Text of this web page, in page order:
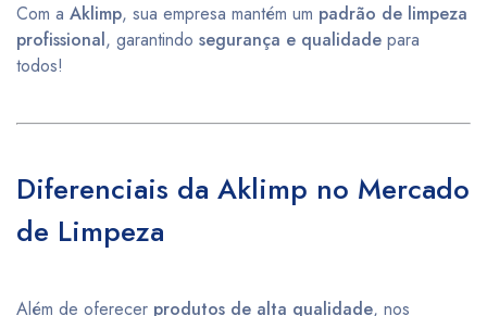
Com a Aklimp, sua empresa mantém um padrão de limpeza
profissional, garantindo segurança e qualidade para
todos!
Diferenciais da Aklimp no Mercado
de Limpeza
Além de oferecer produtos de alta qualidade, nos